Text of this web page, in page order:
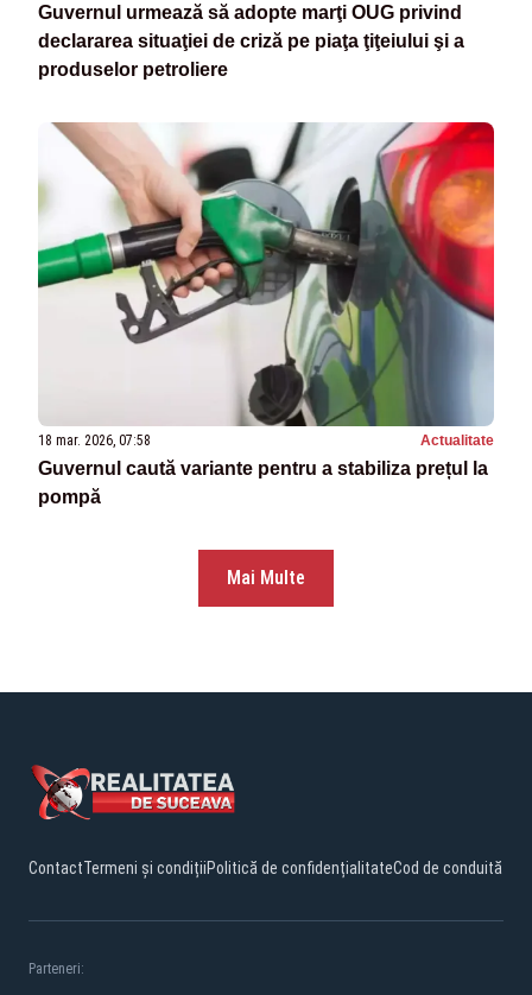
Guvernul urmează să adopte marţi OUG privind
declararea situaţiei de criză pe piaţa ţiţeiului şi a
produselor petroliere
18 mar. 2026, 07:58 Actualitate
Guvernul caută variante pentru a stabiliza prețul la
pompă
Mai Multe
ContactTermeni și condițiiPolitică de confidențialitateCod de conduită
Parteneri: